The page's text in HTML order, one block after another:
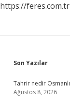
https://feres.com.tr
Sidebar
Son Yazılar
Tahrir nedir
Ağustos 8, 2026